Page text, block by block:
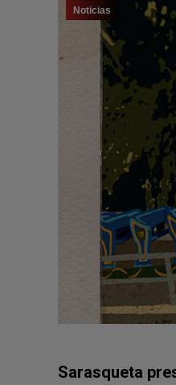
Noticias
Sarasqueta